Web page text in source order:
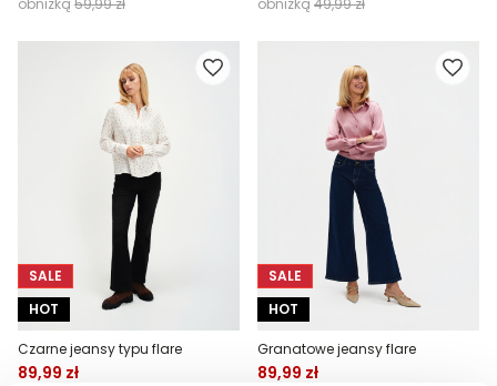
SALE
HOT
Czarne jeansy typu flare
89,99 zł
SALE
HOT
Granatowe jeansy flare
89,99 zł